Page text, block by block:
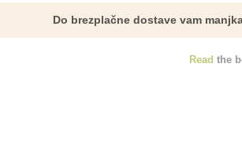
Do brezplačne dostave vam
Read the